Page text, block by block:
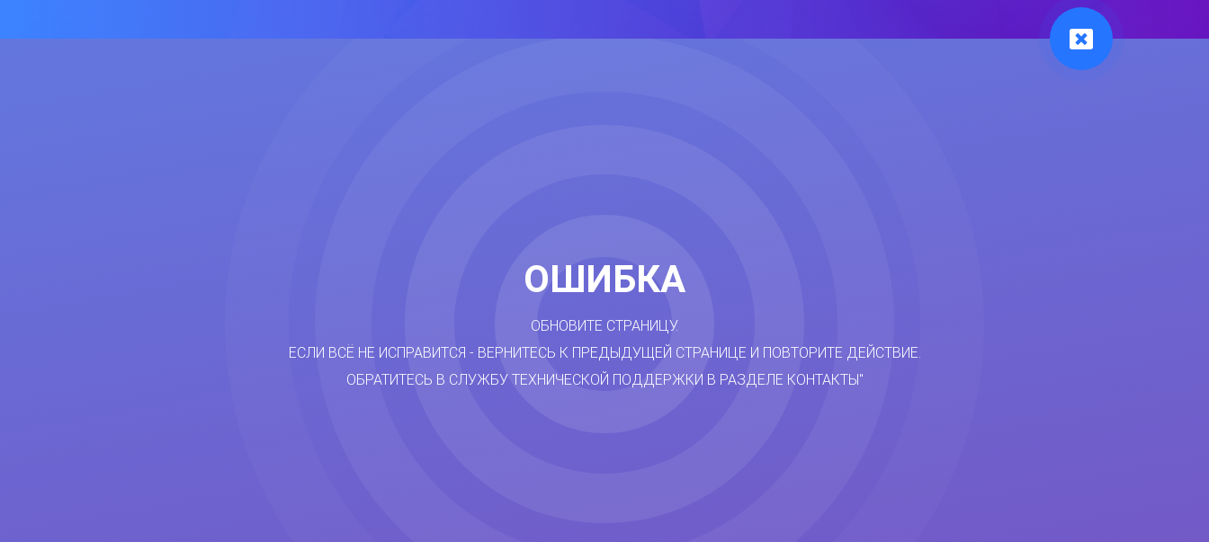
ОШИБКА
ОБНОВИТЕ СТРАНИЦУ.
ЕСЛИ ВСЁ НЕ ИСПРАВИТСЯ - ВЕРНИТЕСЬ К ПРЕДЫДУЩЕЙ СТРАНИЦЕ И ПОВТОРИТЕ ДЕЙСТВИЕ.
ОБРАТИТЕСЬ В СЛУЖБУ ТЕХНИЧЕСКОЙ ПОДДЕРЖКИ В РАЗДЕЛЕ КОНТАКТЫ"